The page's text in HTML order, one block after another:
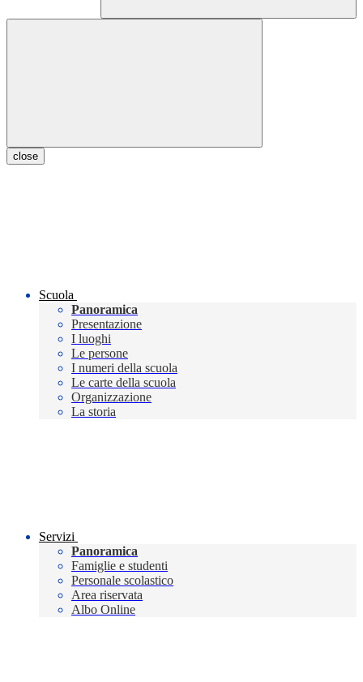
close
Scuola
Panoramica
Presentazione
I luoghi
Le persone
I numeri della scuola
Le carte della scuola
Organizzazione
La storia
Servizi
Panoramica
Famiglie e studenti
Personale scolastico
Area riservata
Albo Online